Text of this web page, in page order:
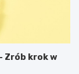
Zrób krok w